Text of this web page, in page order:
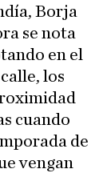
Borja
se nota
en el
los
cuando
de
vengan